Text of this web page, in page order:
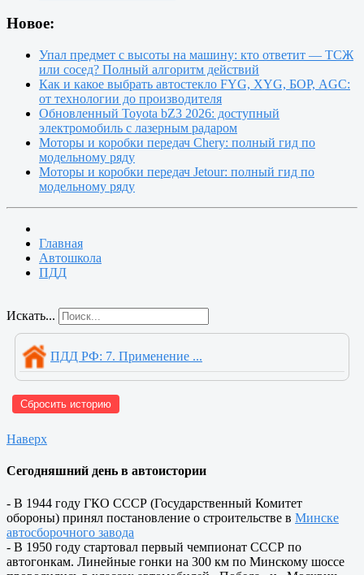
Новое:
Упал предмет с высоты на машину: кто ответит — ТСЖ
или сосед? Полный алгоритм действий
Как и какое выбрать автостекло FYG, XYG, БОР, AGC:
от технологии до производителя
Обновленный Toyota bZ3 2026: доступный
электромобиль с лазерным радаром
Моторы и коробки передач Chery: полный гид по
модельному ряду
Моторы и коробки передач Jetour: полный гид по
модельному ряду
Главная
Автошкола
ПДД
Искать...
ПДД РФ: 7. Применение ...
Сбросить историю
Наверх
Сегодняшний день в автоистории
- В 1944 году ГКО СССР (Государственный Комитет
обороны) принял постановление о строительстве в Минске
автосборочного завода
- В 1950 году стартовал первый чемпионат СССР по
автогонкам. Линейные гонки на 300 км по Минскому шоссе